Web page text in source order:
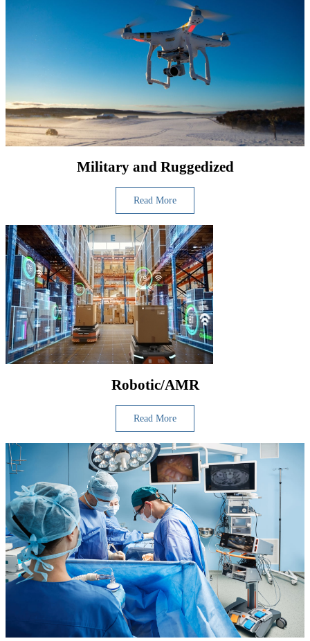
Military and Ruggedized
Read More
Robotic/AMR
Read More